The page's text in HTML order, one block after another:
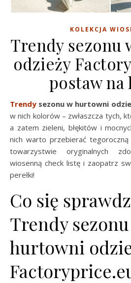
KOLEKCJA
Trendy sezonu
odzieży
postaw na
Trendy sezonu w hurtowni
w nich kolorów – zwłaszcza tych,
a zatem zieleni, błękitów i
nich warto przebierać
towarzystwie oryginalnych
wiosenną check listę i zaopatrz
perełki!
Co się
Trendy
hurtowni